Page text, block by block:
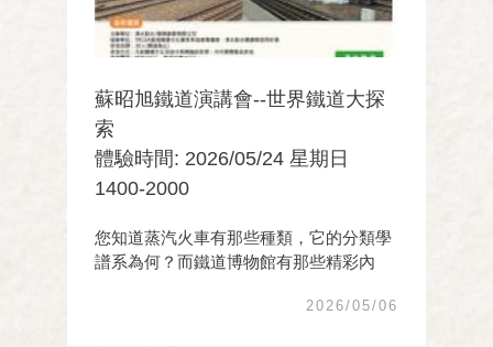
蘇昭旭鐵道演講會--世界鐵道大探
索
體驗時間: 2026/05/24 星期日
1400-2000
您知道蒸汽火車有那些種類，它的分類學
譜系為何？而鐵道博物館有那些精彩內
師帶領大家深入探索日本的蒸汽火車與德
2026/05/06